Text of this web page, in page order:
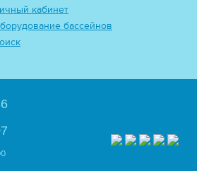
кабинет
бассейнов